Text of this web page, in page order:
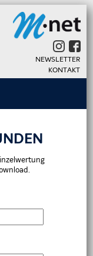
Navigation
überspringen
NEWSLETTER
KONTAKT